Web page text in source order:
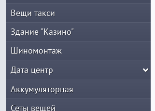
Вещи такси
Здание "Казино"
Шиномонтаж
Дата центр
Аккумуляторная
Сеты вещей